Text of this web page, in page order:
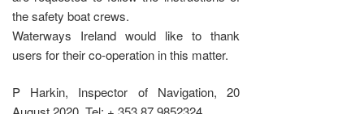
the safety boat crews.
Waterways Ireland would like to thank
users for their co-operation in this matter.
P Harkin, Inspector of Navigation, 20